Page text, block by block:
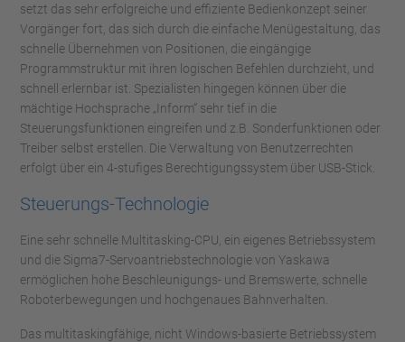
setzt das sehr erfolgreiche und effiziente Bedienkonzept seiner
Vorgänger fort, das sich durch die einfache Menügestaltung, das
schnelle Übernehmen von Positionen, die eingängige
Programmstruktur mit ihren logischen Befehlen durchzieht, und
schnell erlernbar ist. Spezialisten hingegen können über die
mächtige Hochsprache „Inform“ sehr tief in die
Steuerungsfunktionen eingreifen und z.B. Sonderfunktionen oder
Treiber selbst erstellen. Die Verwaltung von Benutzerrechten
erfolgt über ein 4-stufiges Berechtigungssystem über USB-Stick.
Steuerungs-Technologie
Eine sehr schnelle Multitasking-CPU, ein eigenes Betriebssystem
und die Sigma7-Servoantriebstechnologie von Yaskawa
ermöglichen hohe Beschleunigungs- und Bremswerte, schnelle
Roboterbewegungen und hochgenaues Bahnverhalten.
Das multitaskingfähige, nicht Windows-basierte Betriebssystem